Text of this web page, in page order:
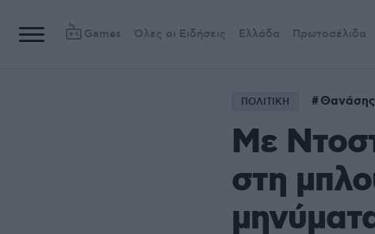
Games Όλες οι Ειδήσεις Ελλάδα Πρωτοσέλιδα
ΠΟΛΙΤΙΚΗ Θανάσης
Με
στη